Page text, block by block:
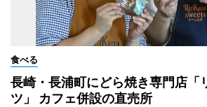
食べる
長崎・長浦町にどら焼き専門店「
ツ」 カフェ併設の直売所